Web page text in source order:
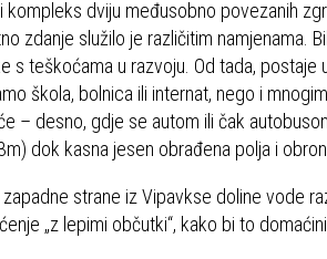
dviju međusobno povezanih
zdanje služilo je različitim namjenama.
s teškoćama u razvoju. Od tada,
škola, bolnica ili internat, nego i
– desno, gdje se autom ili čak
dok kasna jesen obrađena polja i
zapadne strane iz Vipavkse doline vode
„z lepimi občutki“, kako bi to